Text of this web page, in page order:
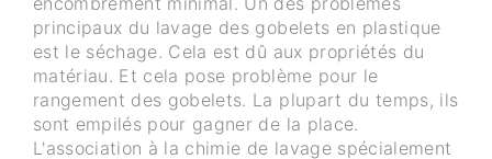
principaux du lavage des gobelets en plastique
est le séchage. Cela est dû aux propriétés du
matériau. Et cela pose problème pour le
rangement des gobelets. La plupart du temps, ils
sont empilés pour gagner de la place.
L'association à la chimie de lavage spécialement